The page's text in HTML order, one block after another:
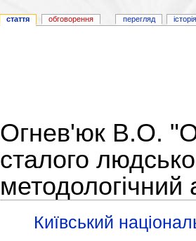
Огнев'юк В.О.
сталого
методологічний
Київський
стаття обговорення перегляд